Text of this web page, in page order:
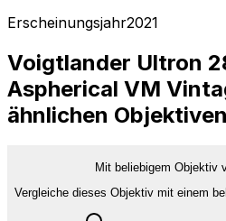
Erscheinungsjahr2021
Voigtlander Ultron
Aspherical VM
ähnlichen
Mit beliebigem Objektiv
Vergleiche dieses Objektiv mit einem